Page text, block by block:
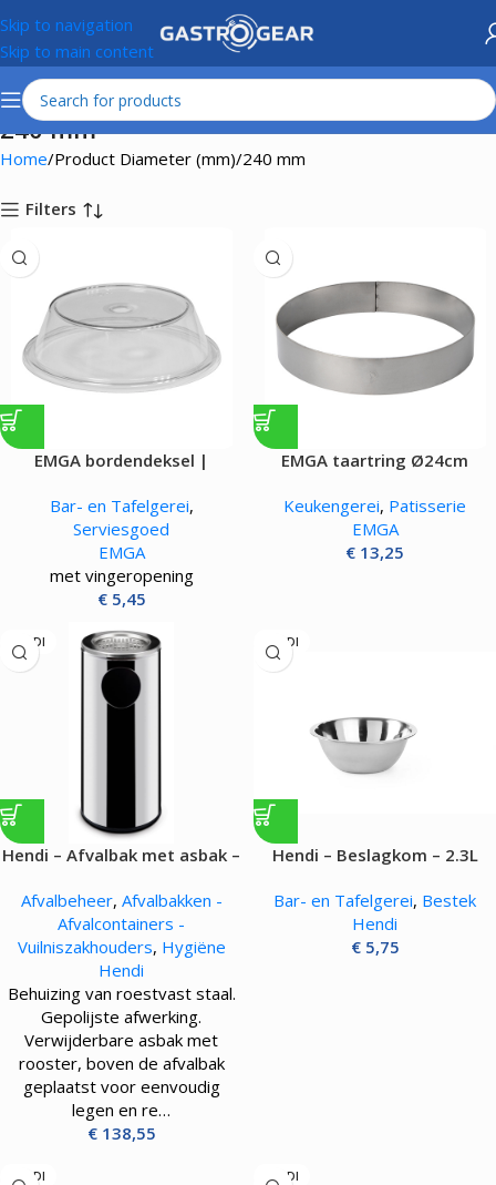
Skip to navigation
Skip to main content
240 mm
Home Product Diameter (mm) 240 mm
Filters
EMGA bordendeksel |
Bar- en Tafelgerei,
Serviesgoed
EMGA
met vingeropening
€5,45
EMGA taartring Ø24cm
Keukengerei, Patisserie
EMGA
€ 13,25
HENDI
Hendi – Afvalbak met asbak –
Afvalbeheer, Afvalbakken -
Afvalcontainers -
Vuilniszakhouders, Hygiëne
Hendi
Behuizing van roestvast staal.
Gepolijste afwerking.
Verwijderbare asbak met
rooster, boven de afvalbak
geplaatst voor eenvoudig
legen en re…
€138,55
HENDI
Hendi – Beslagkom – 2.3L
Bar- en Tafelgerei, Bestek
Hendi
€5,75
HENDI HENDI